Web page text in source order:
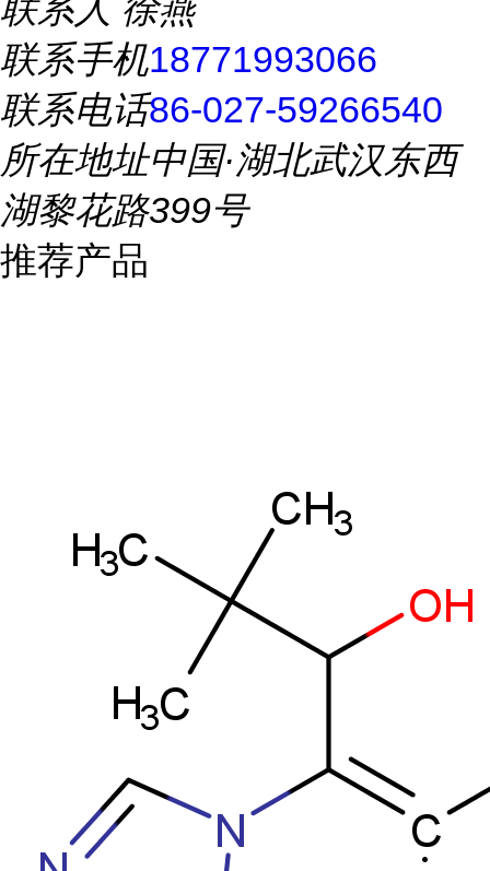
联系人 徐燕
联系手机18771993066
联系电话86-027-59266540
所在地址中国·湖北武汉东西
湖黎花路399号
推荐产品